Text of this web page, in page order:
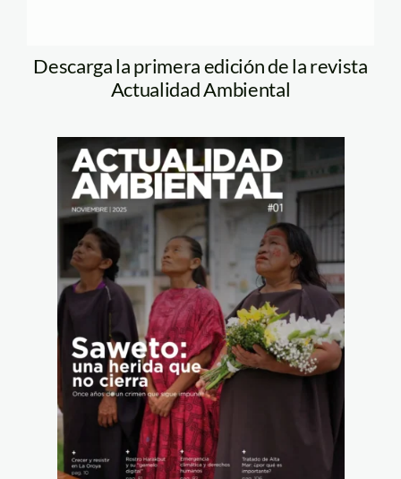
Descarga la primera edición de la revista
Actualidad Ambiental